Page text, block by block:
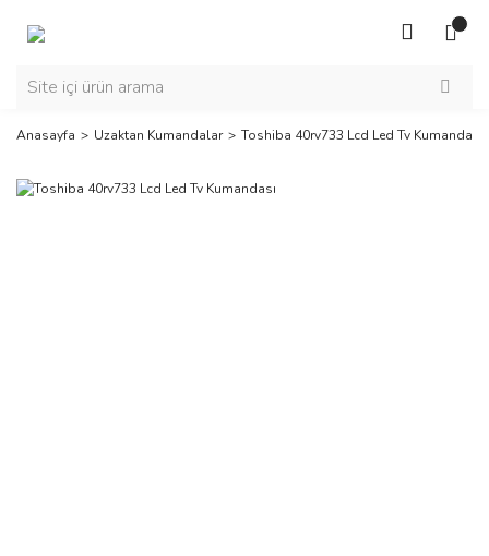
Anasayfa Uzaktan Kumandalar Toshiba 40rv733 Lcd Led Tv Kumandası